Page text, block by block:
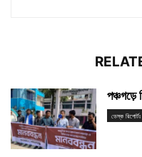
পঞ্চগড়ে
ডেস্ক রিপোর্টঃ